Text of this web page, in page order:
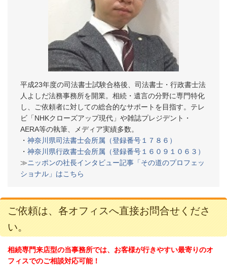
平成23年度の司法書士試験合格後、司法書士・行政書士法
人よしだ法務事務所を開業。相続・遺言の分野に専門特化
し、ご依頼者に対しての総合的なサポートを目指す。テレ
ビ「NHKクローズアップ現代」や雑誌プレジデント・
AERA等の執筆、メディア実績多数。
・ 神奈川県司法書士会所属（登録番号１７８６）
・ 神奈川県行政書士会所属（登録番号１６０９１０６３）
≫ニッポンの社長インタビュー記事「その道のプロフェッ
ショナル」はこちら
ご依頼は、各オフィスへ直接お問合せくださ
い。
相続専門来店型の当事務所では、お客様が行きやすい最寄りのオ
フィスでのご相談対応可能！